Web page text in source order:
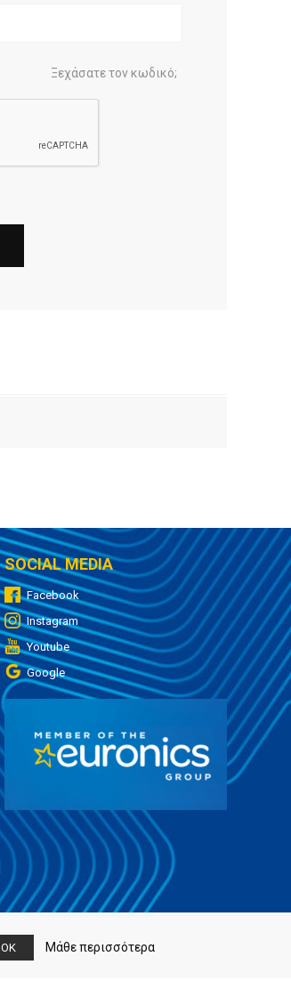
Ξεχάσατε τον κωδικό;
SOCIAL MEDIA
Facebook
Instagram
Youtube
Google
OK Μάθε περισσότερα